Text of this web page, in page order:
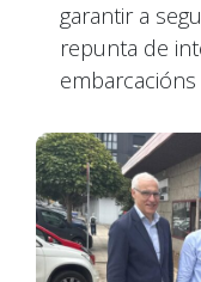
garantir a
repunta de